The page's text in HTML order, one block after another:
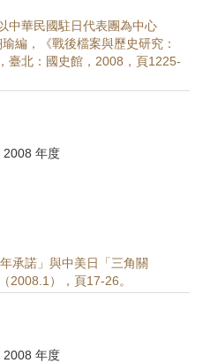
中華民國駐日代表團為中心
編，《戰後檔案與歷史研究：
臺北：國史館，2008，頁1225-
2008 年度
承諾」與中美日「三角關
2008.1），頁17-26。
2008 年度